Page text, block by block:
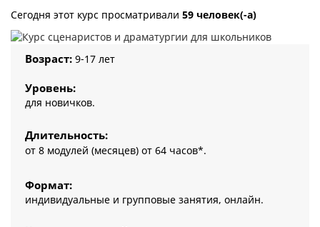
Сегодня этот курс просматривали 59 человек(-а)
Возраст: 9-17 лет
Уровень:
для новичков.
Длительность:
от 8 модулей (месяцев) от 64 часов*.
Формат:
индивидуальные и групповые занятия, онлайн.